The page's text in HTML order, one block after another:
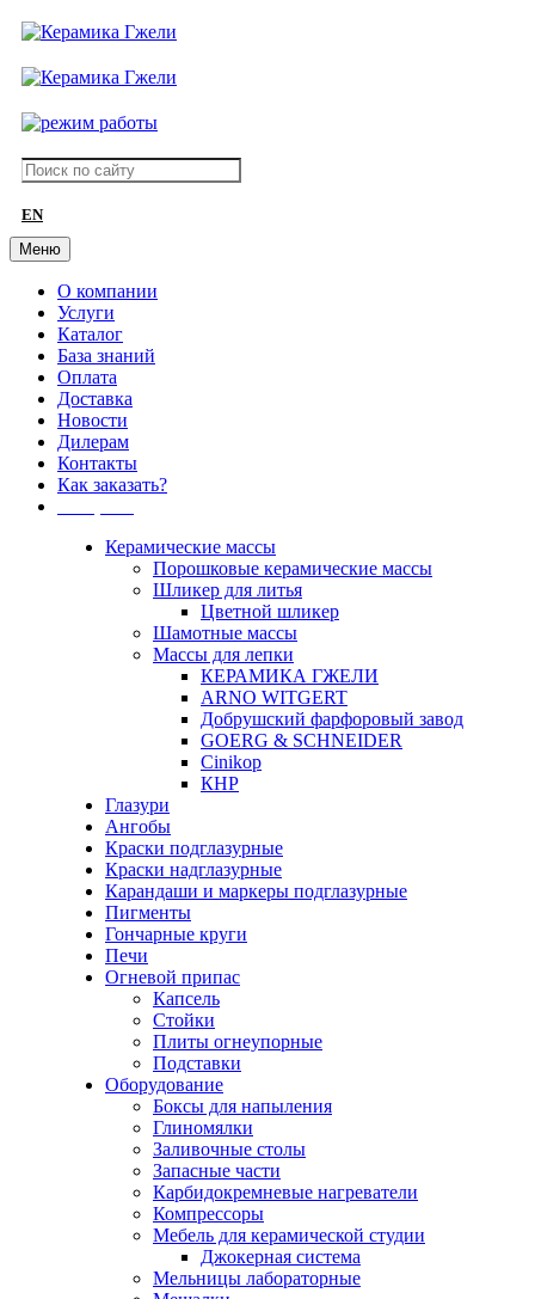
EN
Меню
О компании
Услуги
Каталог
База знаний
Оплата
Доставка
Новости
Дилерам
Контакты
Как заказать?
Керамические массы
Порошковые керамические массы
Шликер для литья
Цветной шликер
Шамотные массы
Массы для лепки
КЕРАМИКА ГЖЕЛИ
ARNO WITGERT
Добрушский фарфоровый завод
GOERG & SCHNEIDER
Cinikop
КНР
Глазури
Ангобы
Краски подглазурные
Краски надглазурные
Карандаши и маркеры подглазурные
Пигменты
Гончарные круги
Печи
Огневой припас
Капсель
Стойки
Плиты огнеупорные
Подставки
Оборудование
Боксы для напыления
Глиномялки
Заливочные столы
Запасные части
Карбидокремневые нагреватели
Компрессоры
Мебель для керамической студии
Джокерная система
Мельницы лабораторные